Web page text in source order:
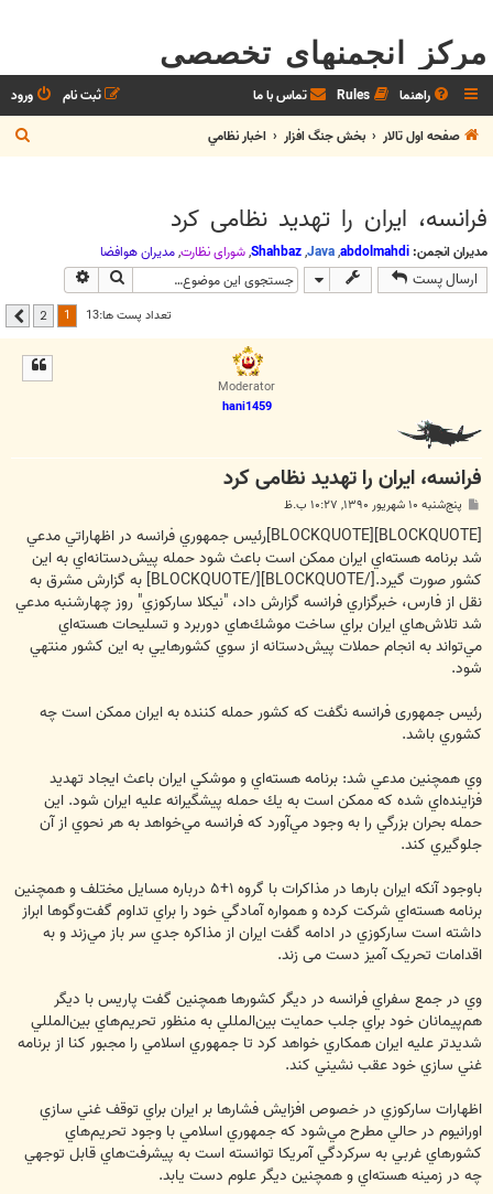
مرکز انجمنهای تخصصی
راهنما Rules تماس با ما ورود
ثبت نام
صفحه اول تالار
بخش جنگ افزار اخبار نظامي
ج
س
فرانسه، ایران را تهدید نظامی کرد
مدیران انجمن: abdolmahdi
,
Java
,
Shahbaz
,شوراي نظارت,مديران هوافضا
ارسال پست جستجو
تعداد پست ها:13 2 بعدی
Moderator
hani1459
فرانسه، ایران را تهدید نظامی کرد
پ
ت
پنج‌شنبه ۱۰ شهریور ۱۳۹۰, ۱۰:۲۷ ب.ظ
[BLOCKQUOTE][BLOCKQUOTE]رئيس جمهوري فرانسه در اظهاراتي مدعي
شد برنامه هسته‌اي ايران ممكن است باعث شود حمله پيش‌دستانه‌اي به اين
كشور صورت گيرد.[/BLOCKQUOTE][/BLOCKQUOTE] به گزارش مشرق به
نقل از فارس، خبرگزاري فرانسه گزارش داد، "نيكلا ساركوزي" روز چهارشنبه مدعي
شد تلاش‌هاي ايران براي ساخت موشك‌هاي دوربرد و تسليحات هسته‌اي
مي‌تواند به انجام حملات پيش‌دستانه از سوي كشورهايي به اين كشور منتهي
شود.
رئیس جمهوری فرانسه نگفت که كشور حمله كننده به ايران ممكن است چه
كشوري باشد.
وي همچنين مدعي شد: برنامه‌ هسته‌اي و موشكي ايران باعث ايجاد تهديد
فزاينده‌اي شده كه ممكن است به يك حمله پيشگيرانه عليه ايران شود. اين
حمله بحران بزرگي را به وجود مي‌آورد كه فرانسه مي‌خواهد به هر نحوي از آن
جلوگيري كند.
باوجود آنكه ايران بارها در مذاكرات با گروه ۱+۵ درباره مسايل مختلف و همچنين
برنامه هسته‌اي شركت كرده و همواره آمادگي خود را براي تداوم گفت‌وگوها ابراز
داشته است ساركوزي در ادامه گفت ايران از مذاكره جدي سر باز مي‌زند و به
اقدامات تحریک آمیز دست می زند.
وي در جمع سفراي فرانسه در ديگر كشورها همچنين گفت پاريس با ديگر
هم‌پيمانان خود براي جلب حمايت بين‌المللي به منظور تحريم‌هاي بين‌المللي
شديدتر عليه ايران همكاري خواهد كرد تا جمهوري اسلامي را مجبور كنا از برنامه
غني سازي خود عقب نشيني كند.
اظهارات ساركوزي در خصوص افزايش فشارها بر ايران براي توقف غني سازي
اورانيوم در حالي مطرح مي‌شود كه جمهوري اسلامي با وجود تحريم‌هاي
كشورهاي غربي به سركردگي آمريكا توانسته است به پيشرفت‌هاي قابل توجهي
چه در زمينه هسته‌اي و همچنين ديگر علوم دست يابد.